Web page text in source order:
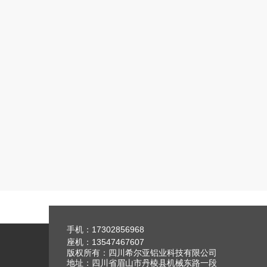
手机：17302856968
座机：13547467607
版权所有：四川希尔亚铝业科技有限公司
地址：四川省眉山市丹棱县机械东路一段